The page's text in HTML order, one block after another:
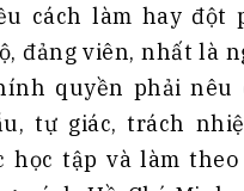
cách làm hay đột
đảng viên, nhất là
quyền phải
tự giác, trách
học tập và làm